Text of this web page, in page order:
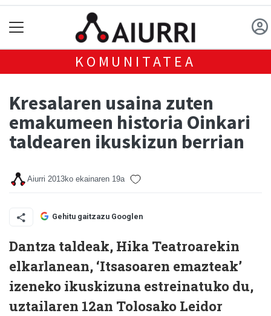
KOMUNITATEA
Kresalaren usaina zuten
emakumeen historia Oinkari
taldearen ikuskizun berrian
Aiurri 2013ko ekainaren 19a
Gehitu gaitzazu Googlen
Dantza taldeak, Hika Teatroarekin
elkarlanean, ‘Itsasoaren emazteak’
izeneko ikuskizuna estreinatuko du,
uztailaren 12an Tolosako Leidor